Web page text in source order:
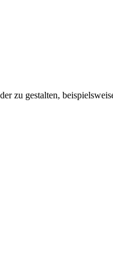
zu gestalten,